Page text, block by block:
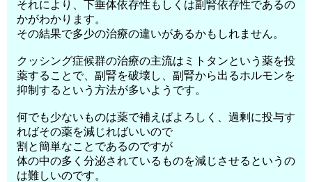
それにより、下垂体依存性もしくは副腎依存性であるの
かがわかります。
その結果で多少の治療の違いがあるかもしれません。
クッシング症候群の治療の主流はミトタンという薬を投
薬することで、副腎を破壊し、副腎から出るホルモンを
抑制するという方法が多いようです。
何でも少ないものは薬で補えばよろしく、過剰に投与す
ればその薬を減じればいいので
割と簡単なことであるのですが
体の中の多く分泌されているものを減じさせるというの
は難しいのです。